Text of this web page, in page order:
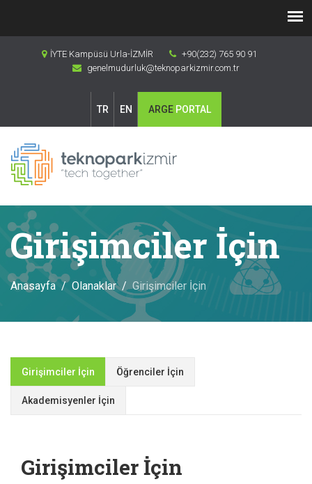
İYTE Kampüsü Urla-İZMİR
+90(232) 765 90 91
genelmudurluk@teknoparkizmir.com.tr
TR EN ARGE PORTAL
Girişimciler İçin
Anasayfa Olanaklar Girişimciler İçin
Girişimciler İçin Öğrenciler İçin
Akademisyenler İçin
Girişimciler İçin